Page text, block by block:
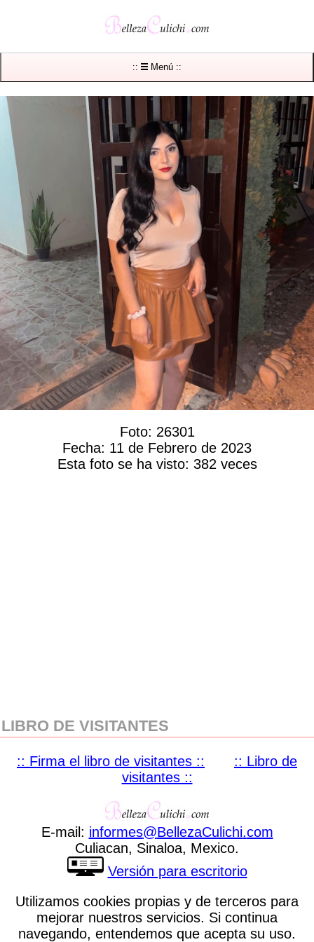
:: Menú ::
Foto: 26301
Fecha: 11 de Febrero de 2023
Esta foto se ha visto: 382 veces
LIBRO DE VISITANTES
:: Firma el libro de visitantes ::
:: Libro de
visitantes ::
E-mail: informes@BellezaCulichi.com
Culiacan, Sinaloa, Mexico.
Versión para escritorio
Utilizamos cookies propias y de terceros para
mejorar nuestros servicios. Si continua
navegando, entendemos que acepta su uso.